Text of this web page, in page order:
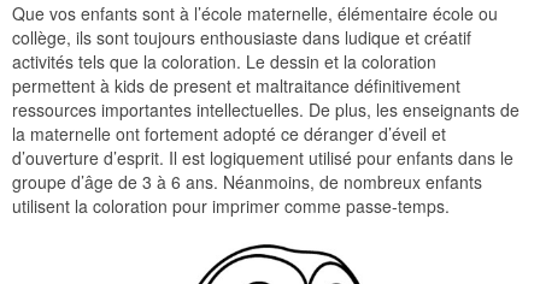
Que vos enfants sont à l’école maternelle, élémentaire école ou
collège, ils sont toujours enthousiaste dans ludique et créatif
activités tels que la coloration. Le dessin et la coloration
permettent à kids de present et maltraitance définitivement
ressources importantes intellectuelles. De plus, les enseignants de
la maternelle ont fortement adopté ce déranger d’éveil et
d’ouverture d’esprit. Il est logiquement utilisé pour enfants dans le
groupe d’âge de 3 à 6 ans. Néanmoins, de nombreux enfants
utilisent la coloration pour imprimer comme passe-temps.